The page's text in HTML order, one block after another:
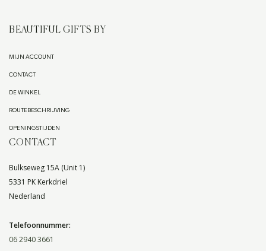
BEAUTIFUL GIFTS BY
MIJN ACCOUNT
CONTACT
DE WINKEL
ROUTEBESCHRIJVING
OPENINGSTIJDEN
CONTACT
Bulkseweg 15A (Unit 1)
5331 PK Kerkdriel
Nederland
Telefoonnummer:
06 2940 3661